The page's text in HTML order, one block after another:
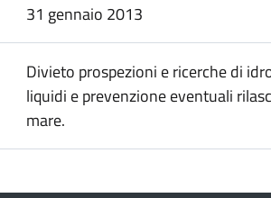
31 gennaio 2013
Divieto prospezioni e ricerche di
liquidi e prevenzione eventuali
mare.